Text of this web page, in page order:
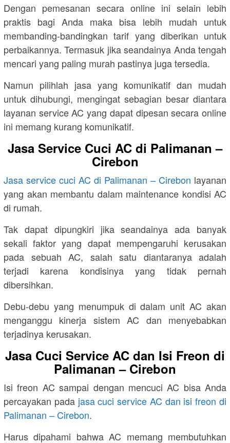
Dengan pemesanan secara online ini selain lebih
praktis bagi Anda maka bisa lebih mudah untuk
membanding-bandingkan tarif yang diberikan untuk
perbaikannya. Termasuk jika seandainya Anda tengah
mencari yang paling murah pastinya juga tersedia.
Namun pilihlah jasa yang komunikatif dan mudah
untuk dihubungi, mengingat sebagian besar diantara
layanan service AC yang dapat dipesan secara online
ini memang kurang komunikatif.
Jasa Service Cuci AC di Palimanan –
Cirebon
Jasa service cuci AC di Palimanan – Cirebon layanan
yang akan membantu dalam maintenance kondisi AC
di rumah.
Tak dapat dipungkiri jika seandainya ada banyak
sekali faktor yang dapat mempengaruhi kerusakan
pada sebuah AC, salah satu diantaranya adalah
terjadi karena kondisinya yang tidak pernah
dibersihkan.
Debu-debu yang menumpuk di dalam unit AC akan
menganggu kinerja sistem AC dan menyebabkan
terjadinya kerusakan.
Jasa Cuci Service AC dan Isi Freon di
Palimanan – Cirebon
Isi freon AC sampai dengan mencuci AC bisa Anda
percayakan pada jasa cuci service AC dan isi freon di
Palimanan – Cirebon.
Harus dipahami bahwa AC memang membutuhkan